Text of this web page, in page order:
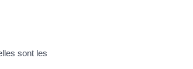
sont les